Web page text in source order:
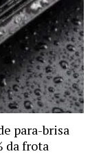
para-brisa
da frota